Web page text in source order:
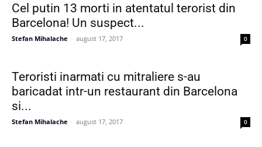
Cel putin 13 morti in atentatul terorist din
Barcelona! Un suspect...
Stefan Mihalache - august 17, 2017 0
Teroristi inarmati cu mitraliere s-au
baricadat intr-un restaurant din Barcelona
si...
Stefan Mihalache - august 17, 2017 0